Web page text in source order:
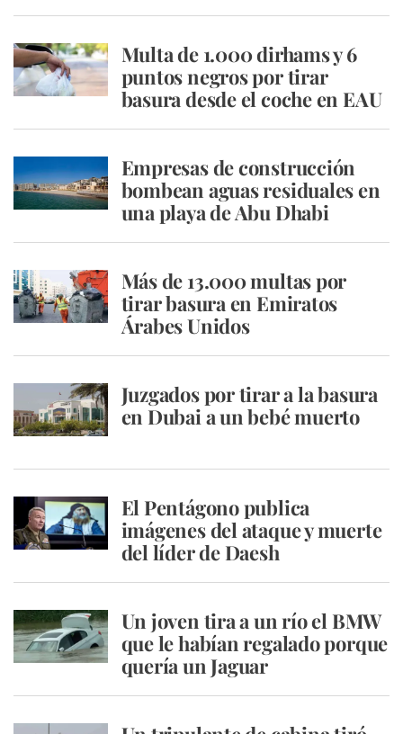
Multa de 1.000 dirhams y 6
puntos negros por tirar
basura desde el coche en EAU
Empresas de construcción
bombean aguas residuales en
una playa de Abu Dhabi
Más de 13.000 multas por
tirar basura en Emiratos
Árabes Unidos
Juzgados por tirar a la basura
en Dubai a un bebé muerto
El Pentágono publica
imágenes del ataque y muerte
del líder de Daesh
Un joven tira a un río el BMW
que le habían regalado porque
quería un Jaguar